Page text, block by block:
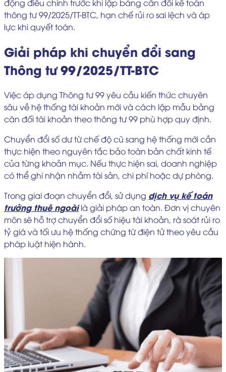
động điều chỉnh trước khi lập bảng cân đối kế toán
thông tư 99/2025/TT-BTC, hạn chế rủi ro sai lệch và áp
lực khi quyết toán.
Giải pháp khi chuyển đổi sang
Thông tư 99/2025/TT-BTC
Việc áp dụng Thông tư 99 yêu cầu kiến thức chuyên
sâu về hệ thống tài khoản mới và cách lập mẫu bảng
cân đối tài khoản theo thông tư 99 phù hợp quy định.
Chuyển đổi số dư từ chế độ cũ sang hệ thống mới cần
thực hiện theo nguyên tắc bảo toàn bản chất kinh tế
của từng khoản mục. Nếu thực hiện sai, doanh nghiệp
có thể ghi nhận nhầm tài sản, chi phí hoặc dự phòng.
Trong giai đoạn chuyển đổi, sử dụng dịch vụ kế toán
trưởng thuê ngoàilà giải pháp an toàn. Đơn vị chuyên
môn sẽ hỗ trợ chuyển đổi số hiệu tài khoản, rà soát rủi ro
tỷ giá và tối ưu hệ thống chứng từ điện tử theo yêu cầu
pháp luật hiện hành.